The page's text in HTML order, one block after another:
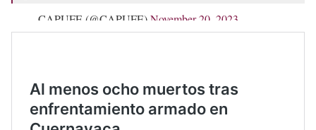
— CAPUFE (@CAPUFE)November 20, 2023